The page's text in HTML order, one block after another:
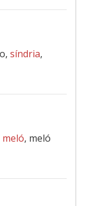
síndria,
meló, meló